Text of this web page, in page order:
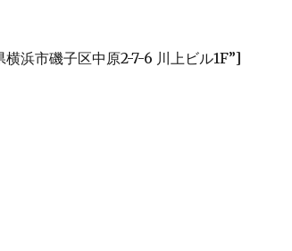
浜市磯子区中原2-7-6 川上ビル1F”]